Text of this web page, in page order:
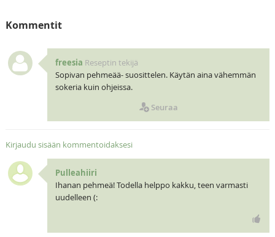
Kommentit
freesia Reseptin tekijä
Sopivan pehmeää- suosittelen. Käytän aina vähemmän
sokeria kuin ohjeissa.
Seuraa
Kirjaudu sisään kommentoidaksesi
Pulleahiiri
Ihanan pehmeä! Todella helppo kakku, teen varmasti
uudelleen (: